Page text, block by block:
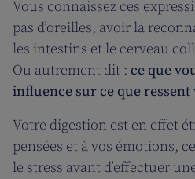
Vous connaissez ces
pas d’oreilles, avoir la
les intestins et le cerveau
Ou autrement dit : ce que
influence sur ce que
Votre digestion est en effet
pensées et à vos émotions,
le stress avant d’effectuer